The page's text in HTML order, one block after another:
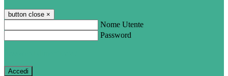
button close ×
Nome Utente
Password